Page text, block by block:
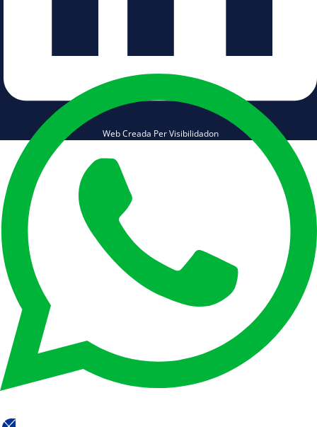
Web Creada Per Visibilidadon